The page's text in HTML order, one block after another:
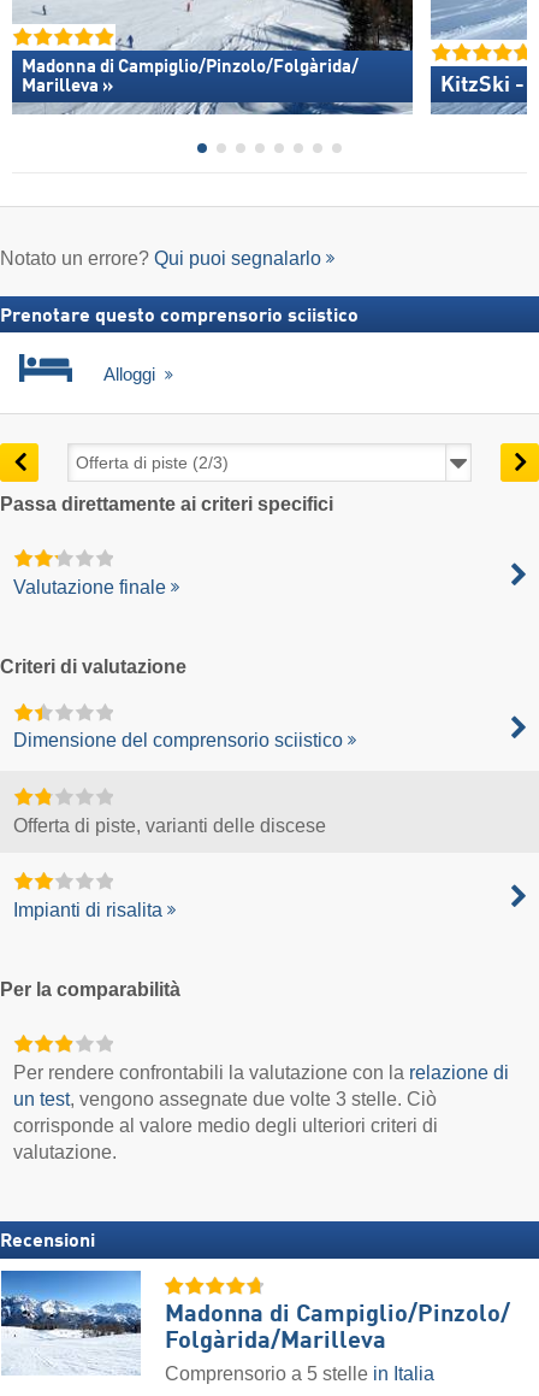
Madonna di Campiglio/​Pinzolo/​Folgàrida/​
Marilleva »
KitzSki -
Notato un errore? Qui puoi segnalarlo
Prenotare questo comprensorio sciistico
Alloggi
Passa direttamente ai criteri specifici
Valutazione finale
Criteri di valutazione
Dimensione del comprensorio sciistico
Offerta di piste, varianti delle discese
Impianti di risalita
Per la comparabilità
Per rendere confrontabili la valutazione con la relazione di
un test, vengono assegnate due volte 3 stelle. Ciò
corrisponde al valore medio degli ulteriori criteri di
valutazione.
Recensioni
Madonna di Campiglio/​Pinzolo/​
Folgàrida/​Marilleva
Comprensorio a 5 stelle in Italia